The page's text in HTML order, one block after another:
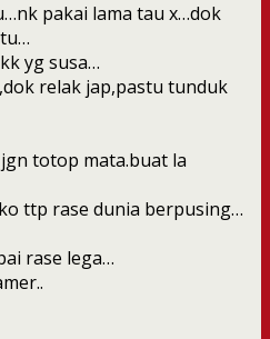
pakai lama tau x…dok
yg susa…
relak jap,pastu tunduk
totop mata.buat la
ttp rase dunia berpusing…
rase lega…